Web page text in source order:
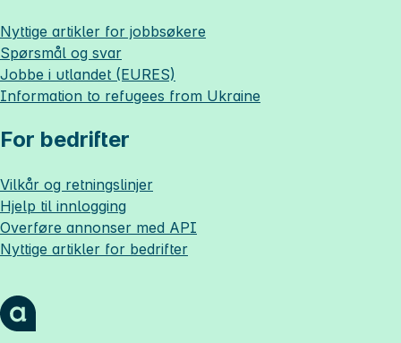
Nyttige artikler for jobbsøkere
Spørsmål og svar
Jobbe i utlandet (EURES)
Information to refugees from Ukraine
For bedrifter
Vilkår og retningslinjer
Hjelp til innlogging
Overføre annonser med API
Nyttige artikler for bedrifter